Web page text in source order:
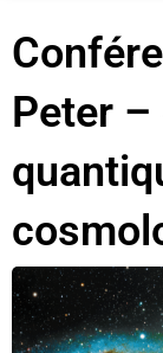
Peter –